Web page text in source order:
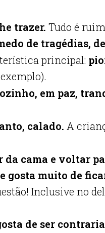
trazer. Tudo é
de tragédias,
principal:
em paz,
calado. A
da cama e voltar
gosta muito de
Inclusive no
de ser